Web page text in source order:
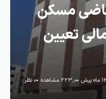
متقاضی مسکن
تعیین
12 ماه پیش 223,0 مشاهده 0 نظر